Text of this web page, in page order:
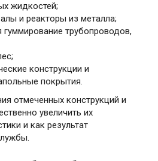
жидкостей;
и реакторы из металла;
гуммирование трубопроводов,
конструкции и
покрытия.
отмеченных конструкций и
увеличить их
и как результат